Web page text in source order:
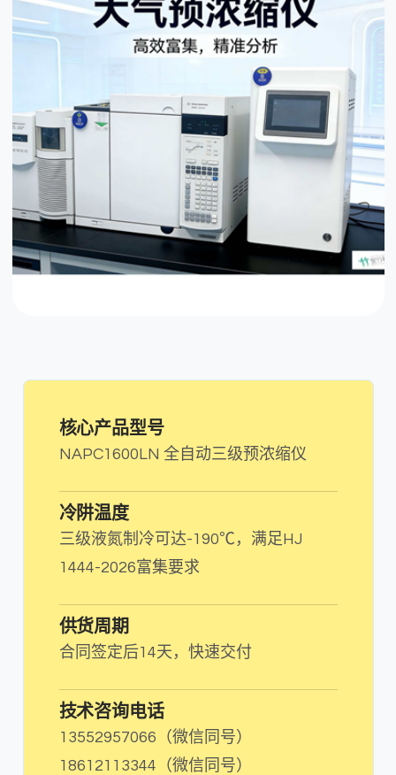
核心产品型号
NAPC1600LN 全自动三级预浓缩仪
冷阱温度
三级液氮制冷可达-190℃，满足HJ
1444-2026富集要求
供货周期
合同签定后14天，快速交付
技术咨询电话
13552957066（微信同号）
18612113344（微信同号）